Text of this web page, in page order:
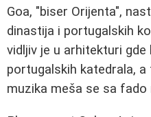
Goa, "biser Orijenta",
dinastija i portugalskih
vidljiv je u arhitekturi
portugalskih katedrala,
muzika meša se sa fado